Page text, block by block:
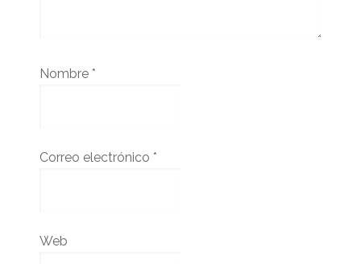
Nombre *
Correo electrónico *
Web